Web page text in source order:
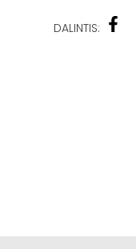
DALINTIS: